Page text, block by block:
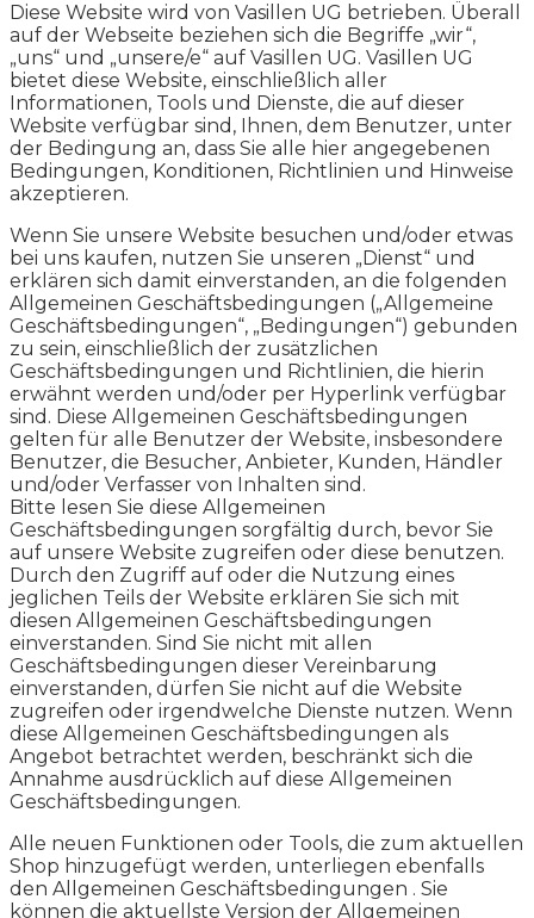
Diese Website wird von Vasillen UG betrieben. Überall
auf der Webseite beziehen sich die Begriffe „wir“,
„uns“ und „unsere/e“ auf Vasillen UG. Vasillen UG
bietet diese Website, einschließlich aller
Informationen, Tools und Dienste, die auf dieser
Website verfügbar sind, Ihnen, dem Benutzer, unter
der Bedingung an, dass Sie alle hier angegebenen
Bedingungen, Konditionen, Richtlinien und Hinweise
akzeptieren.
Wenn Sie unsere Website besuchen und/oder etwas
bei uns kaufen, nutzen Sie unseren „Dienst“ und
erklären sich damit einverstanden, an die folgenden
Allgemeinen Geschäftsbedingungen („Allgemeine
Geschäftsbedingungen“, „Bedingungen“) gebunden
zu sein, einschließlich der zusätzlichen
Geschäftsbedingungen und Richtlinien, die hierin
erwähnt werden und/oder per Hyperlink verfügbar
sind. Diese Allgemeinen Geschäftsbedingungen
gelten für alle Benutzer der Website, insbesondere
Benutzer, die Besucher, Anbieter, Kunden, Händler
und/oder Verfasser von Inhalten sind.
Bitte lesen Sie diese Allgemeinen
Geschäftsbedingungen sorgfältig durch, bevor Sie
auf unsere Website zugreifen oder diese benutzen.
Durch den Zugriff auf oder die Nutzung eines
jeglichen Teils der Website erklären Sie sich mit
diesen Allgemeinen Geschäftsbedingungen
einverstanden. Sind Sie nicht mit allen
Geschäftsbedingungen dieser Vereinbarung
einverstanden, dürfen Sie nicht auf die Website
zugreifen oder irgendwelche Dienste nutzen. Wenn
diese Allgemeinen Geschäftsbedingungen als
Angebot betrachtet werden, beschränkt sich die
Annahme ausdrücklich auf diese Allgemeinen
Geschäftsbedingungen.
Alle neuen Funktionen oder Tools, die zum aktuellen
Shop hinzugefügt werden, unterliegen ebenfalls
den Allgemeinen Geschäftsbedingungen . Sie
können die aktuellste Version der Allgemeinen